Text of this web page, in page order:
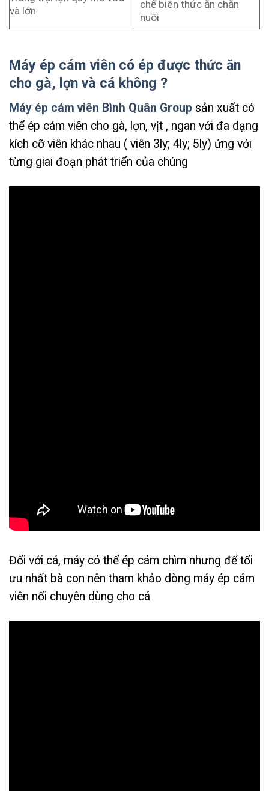
và lớn
chế biên thức ăn chăn
nuôi
Máy ép cám viên có ép được thức ăn
cho gà, lợn và cá không ?
Máy ép cám viên Bình Quân Group sản xuất có
thể ép cám viên cho gà, lợn, vịt , ngan với đa dạng
kích cỡ viên khác nhau ( viên 3ly; 4ly; 5ly) ứng với
từng giai đoạn phát triển của chúng
Đối với cá, máy có thể ép cám chìm nhưng để tối
ưu nhất bà con nên tham khảo dòng máy ép cám
viên nổi chuyên dùng cho cá